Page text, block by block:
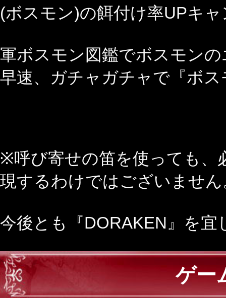
(ボスモン)の餌付け率UPキ
軍ボスモン図鑑でボスモン
早速、ガチャガチャで『ボ
※呼び寄せの笛を使っても、
現するわけではございません
今後とも『DORAKEN』を
ゲー